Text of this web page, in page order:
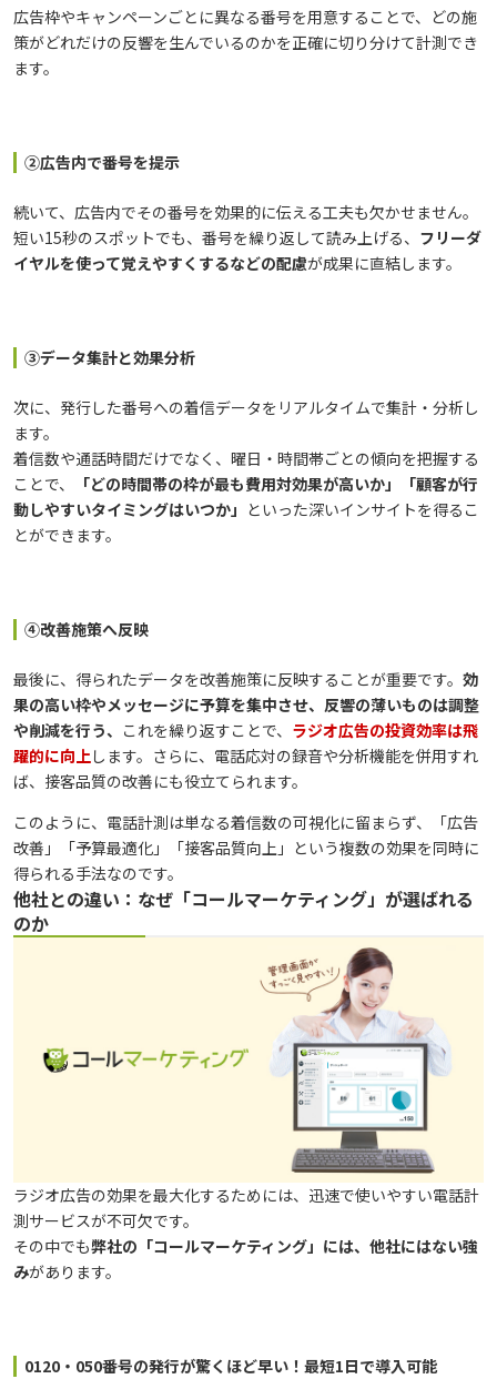
広告枠やキャンペーンごとに異なる番号を用意することで、どの施
策がどれだけの反響を生んでいるのかを正確に切り分けて計測でき
ます。
②広告内で番号を提示
続いて、広告内でその番号を効果的に伝える工夫も欠かせません。
短い15秒のスポットでも、番号を繰り返して読み上げる、 フリーダ
イヤルを使って覚えやすくするなどの配慮が成果に直結します。
③データ集計と効果分析
次に、発行した番号への着信データをリアルタイムで集計・分析し
ます。
着信数や通話時間だけでなく、曜日・時間帯ごとの傾向を把握する
ことで、
「どの時間帯の枠が最も費用対効果が高いか」「顧客が行
動しやすいタイミングはいつか」 といった深いインサイトを得るこ
とができます。
④改善施策へ反映
最後に、得られたデータを改善施策に反映することが重要です。 効
果の高い枠やメッセージに予算を集中させ、反響の薄いものは調整
や削減を行う、 これを繰り返すことで、 ラジオ広告の投資効率は飛
躍的に向上します。さらに、電話応対の録音や分析機能を併用すれ
ば、接客品質の改善にも役立てられます。
このように、電話計測は単なる着信数の可視化に留まらず、「広告
改善」「予算最適化」「接客品質向上」という複数の効果を同時に
得られる手法なのです。
他社との違い：なぜ「コールマーケティング」が選ばれる
のか
ラジオ広告の効果を最大化するためには、迅速で使いやすい電話計
測サービスが不可欠です。
その中でも弊社の「コールマーケティング」には、他社にはない強
みがあります。
0120・050番号の発行が驚くほど早い！最短1日で導入可能